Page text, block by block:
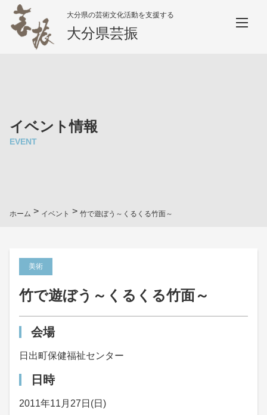
大分県の芸術文化活動を支援する
大分県芸振
イベント情報
EVENT
ホーム > イベント > 竹で遊ぼう～くるくる竹面～
美術
竹で遊ぼう～くるくる竹面～
会場
日出町保健福祉センター
日時
2011年11月27日(日)